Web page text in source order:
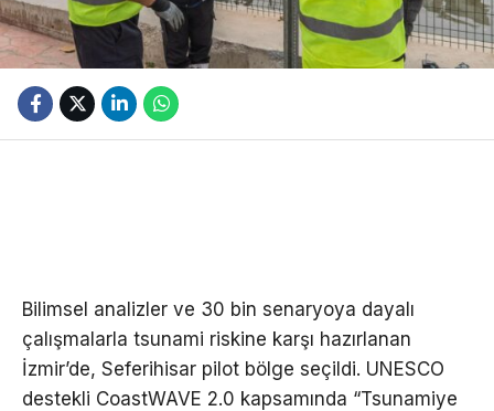
Bilimsel analizler ve 30 bin senaryoya dayalı
çalışmalarla tsunami riskine karşı hazırlanan
İzmir’de, Seferihisar pilot bölge seçildi. UNESCO
destekli CoastWAVE 2.0 kapsamında “Tsunamiye